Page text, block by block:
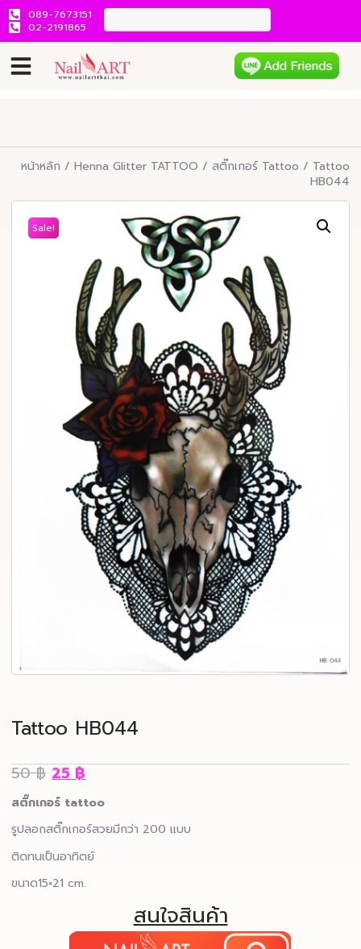
089-7673151
02-2191865
หน้าหลัก / Henna Glitter TATTOO / สติ๊กเกอร์ Tattoo / Tattoo
HB044
Sale!
Tattoo HB044
50฿ 25฿
สติ๊กเกอร์ tattoo
รูปลอกสติ๊กเกอร์สวยมีกว่า 200 แบบ
ติดทนเป็นอาทิตย์
ขนาด15×21 cm.
สนใจสินค้า